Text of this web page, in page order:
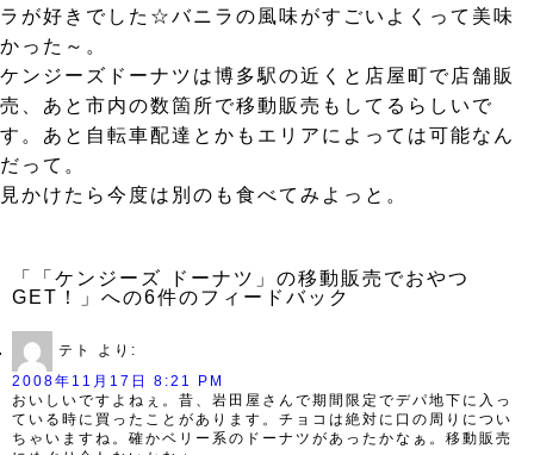
ラが好きでした☆バニラの風味がすごいよくって美味
かった～。
ケンジーズドーナツは博多駅の近くと店屋町で店舗販
売、あと市内の数箇所で移動販売もしてるらしいで
す。あと自転車配達とかもエリアによっては可能なん
だって。
見かけたら今度は別のも食べてみよっと。
「「ケンジーズ ドーナツ」の移動販売でおやつ
GET！」への6件のフィードバック
テト
より:
2008年11月17日 8:21 PM
おいしいですよねぇ。昔、岩田屋さんで期間限定でデパ地下に入っ
ている時に買ったことがあります。チョコは絶対に口の周りについ
ちゃいますね。確かベリー系のドーナツがあったかなぁ。移動販売